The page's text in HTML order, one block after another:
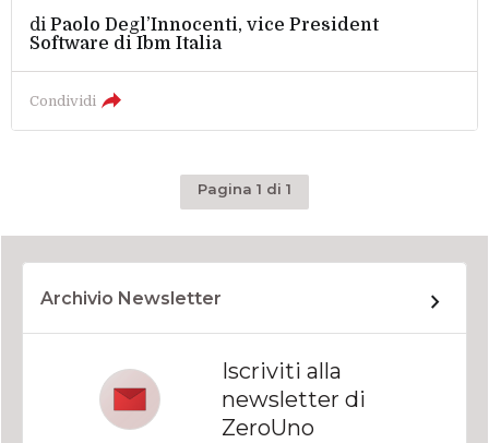
diPaolo Degl’Innocenti, vice President
Software di Ibm Italia
Condividi
Pagina 1 di 1
Archivio Newsletter
Iscriviti alla
newsletter di
ZeroUno